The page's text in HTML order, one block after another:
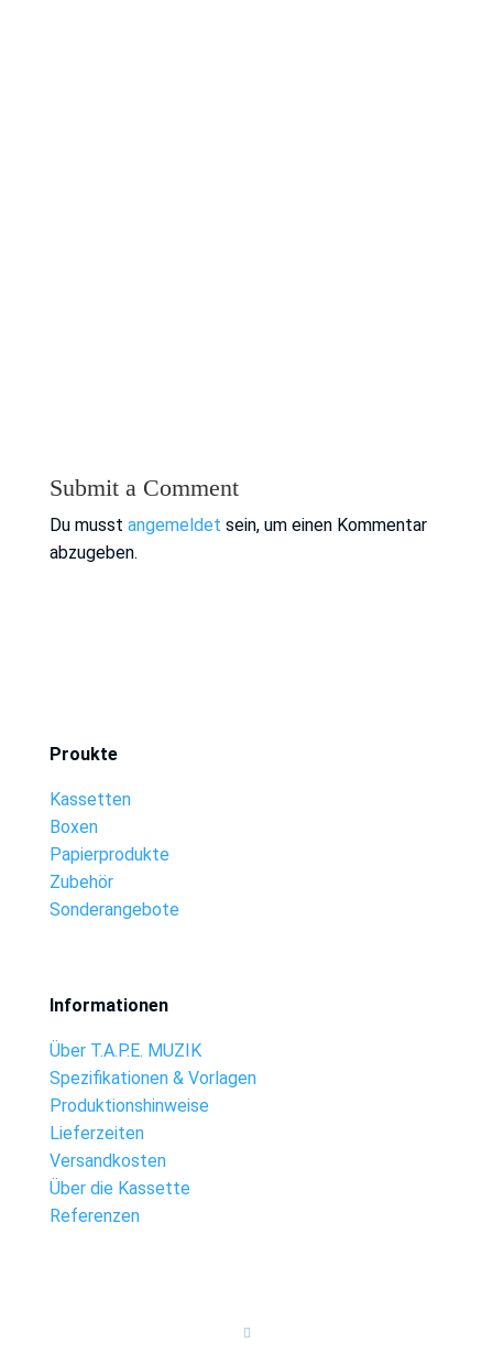
Submit a Comment
Du musst angemeldet sein, um einen Kommentar
abzugeben.
Proukte
Kassetten
Boxen
Papierprodukte
Zubehör
Sonderangebote
Informationen
Über T.A.P.E. MUZIK
Spezifikationen & Vorlagen
Produktionshinweise
Lieferzeiten
Versandkosten
Über die Kassette
Referenzen
